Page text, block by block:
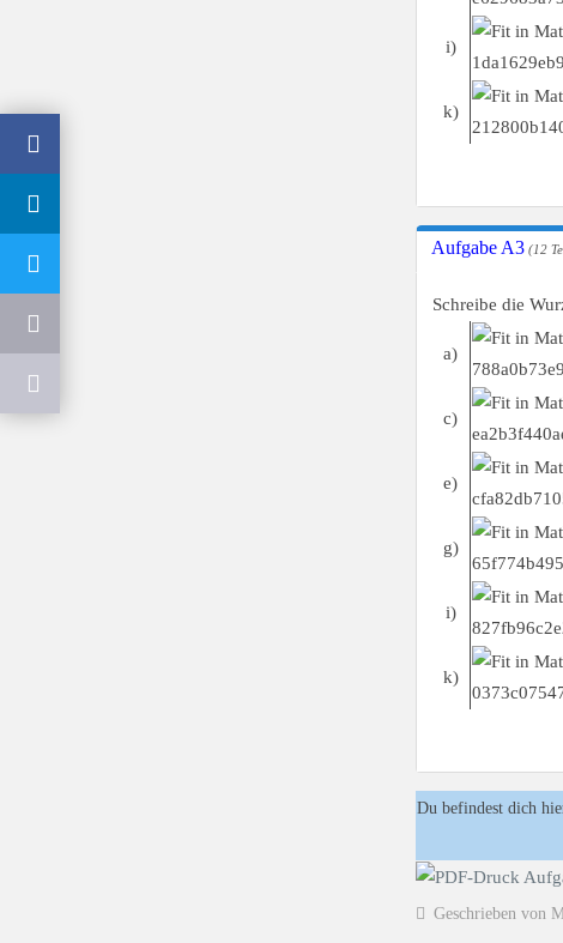
i)
k)
Aufgabe A3 (12
Schreibe die
a)
c)
e)
g)
i)
k)
Du befindest dich
Geschrieben von